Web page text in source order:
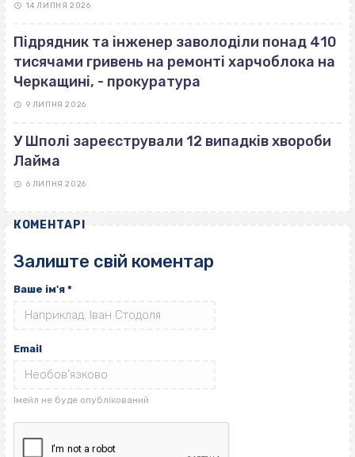
14 ЛИПНЯ 2026
Підрядник та інженер заволоділи понад 410
тисячами гривень на ремонті харчоблока на
Черкащині, - прокуратура
9 ЛИПНЯ 2026
У Шполі зареєстрували 12 випадків хвороби
Лайма
6 ЛИПНЯ 2026
КОМЕНТАРІ
Залиште свій коментар
Ваше ім'я *
Email